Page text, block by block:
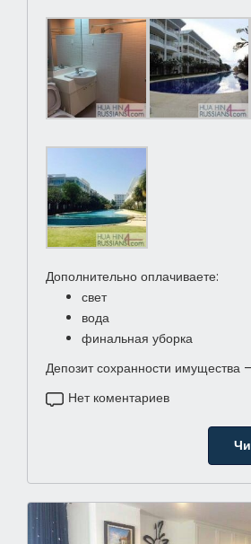
Дополнительно оплачиваете:
свет
вода
финальная уборка
Депозит сохранности имущества
Нет коментариев